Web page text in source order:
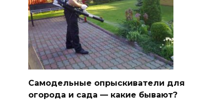
Самодельные опрыскиватели для
огорода и сада — какие бывают?